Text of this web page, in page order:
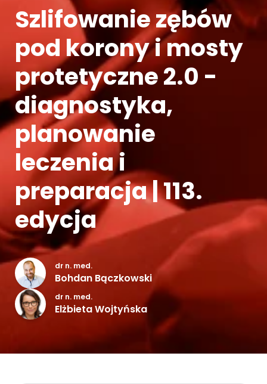
Podcast
Pomoc
Kontakt
Szlifowanie zębów
pod korony i mosty
protetyczne 2.0 -
diagnostyka,
planowanie
leczenia i
preparacja | 113.
edycja
dr n. med.
Bohdan Bączkowski
dr n. med.
Elżbieta Wojtyńska